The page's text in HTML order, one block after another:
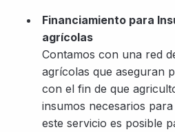
Financiamiento para
agrícolas
Contamos con una red
agrícolas que aseguran
con el fin de que
insumos necesarios
este servicio es posible